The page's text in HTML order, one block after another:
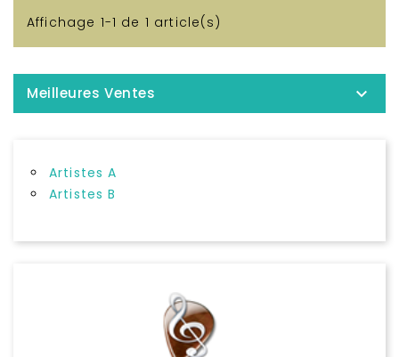
Affichage 1-1 de 1 article(s)
Meilleures Ventes 
Artistes A
Artistes B